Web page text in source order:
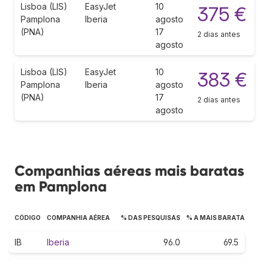
Lisboa (LIS)
Pamplona
(PNA)
EasyJet
Iberia
10
agosto
17
agosto
375 €
2 dias antes
Lisboa (LIS)
Pamplona
(PNA)
EasyJet
Iberia
10
agosto
17
agosto
383 €
2 dias antes
Companhias aéreas mais baratas
em Pamplona
CÓDIGO COMPANHIA AÉREA % DAS PESQUISAS % A MAIS BARATA
IB Iberia 96.0 69.5